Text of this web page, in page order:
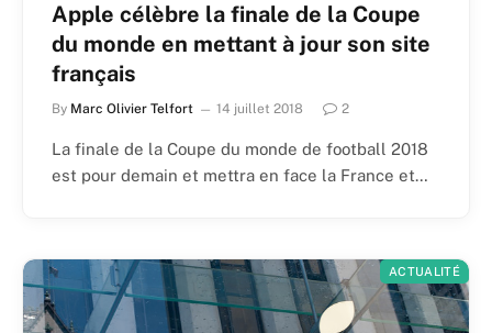
Apple célèbre la finale de la Coupe
du monde en mettant à jour son site
français
By Marc Olivier Telfort 14 juillet 2018 2
La finale de la Coupe du monde de football 2018
est pour demain et mettra en face la France et…
ACTUALITÉ